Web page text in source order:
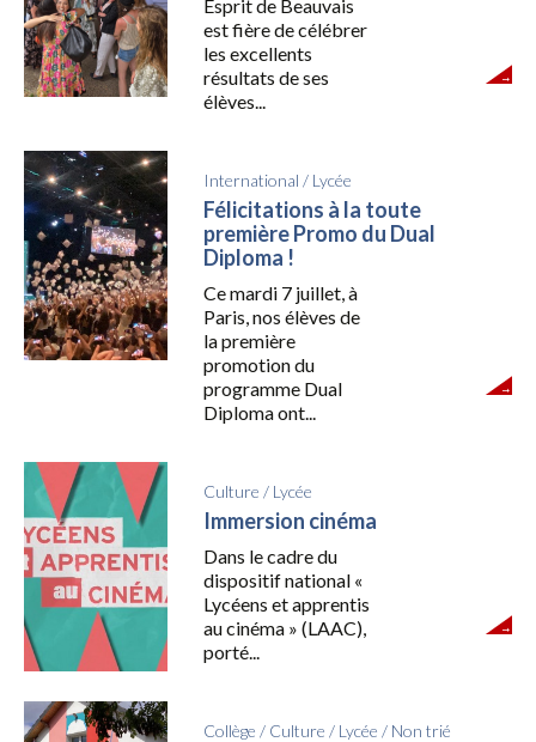
Esprit de Beauvais
est fière de célébrer
les excellents
résultats de ses
élèves...
International / Lycée
Félicitations à la toute
première Promo du Dual
Diploma !
Ce mardi 7 juillet, à
Paris, nos élèves de
la première
promotion du
programme Dual
Diploma ont...
Culture / Lycée
Immersion cinéma
Dans le cadre du
dispositif national «
Lycéens et apprentis
au cinéma » (LAAC),
porté...
Collège / Culture / Lycée / Non trié